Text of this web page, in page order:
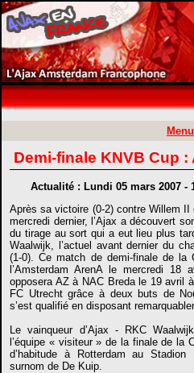
Menu
Demi-finale KNVB Cup :
Actualité : Lundi 05 mars 2007 -
Après sa victoire (0-2) contre Willem
mercredi dernier, l’Ajax a découvert
du tirage au sort qui a eut lieu plus
Waalwijk, l’actuel avant dernier du
(1-0). Ce match de demi-finale de la
l’Amsterdam ArenA le mercredi 18
opposera AZ à NAC Breda le 19 avril
FC Utrecht grâce à deux buts de
s’est qualifié en disposant
Le vainqueur d’Ajax - RKC
l’équipe « visiteur » de la finale de la
d’habitude à Rotterdam au
surnom de De Kuip.